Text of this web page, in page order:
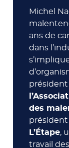
Michel
ans de
dans
président
des
président
L’Étape,
travail